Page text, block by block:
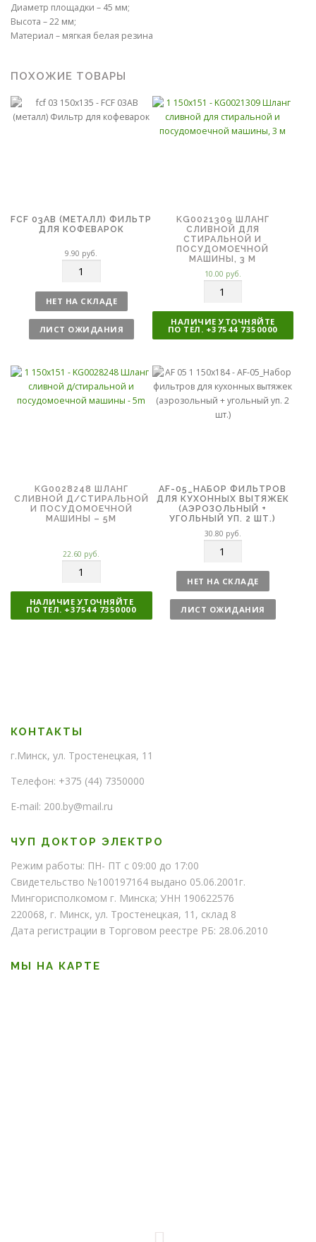
Диаметр площадки – 45 мм;
Высота – 22 мм;
Материал – мягкая белая резина
ПОХОЖИЕ ТОВАРЫ
FCF 03AB (МЕТАЛЛ) ФИЛЬТР
ДЛЯ КОФЕВАРОК
9.90 руб.
л
и
ч
е
в
о
НЕТ НА СКЛАДЕ
ЛИСТ ОЖИДАНИЯ
KG0021309 ШЛАНГ
СЛИВНОЙ ДЛЯ
СТИРАЛЬНОЙ И
ПОСУДОМОЕЧНОЙ
МАШИНЫ, 3 М
10.00 руб.
л
и
ч
с
т
в
НАЛИЧИЕ УТОЧНЯЙТЕ
ПО ТЕЛ. +37544 7350000
KG0028248 ШЛАНГ
СЛИВНОЙ Д/СТИРАЛЬНОЙ
И ПОСУДОМОЕЧНОЙ
МАШИНЫ – 5M
22.60 руб.
л
и
ч
НАЛИЧИЕ УТОЧНЯЙТЕ
ПО ТЕЛ. +37544 7350000
AF-05_НАБОР ФИЛЬТРОВ
ДЛЯ КУХОННЫХ ВЫТЯЖЕК
(АЭРОЗОЛЬНЫЙ +
УГОЛЬНЫЙ УП. 2 ШТ.)
30.80 руб.
л
и
ч
е
НЕТ НА СКЛАДЕ
ЛИСТ ОЖИДАНИЯ
КОНТАКТЫ
г.Минск, ул. Тростенецкая, 11
Телефон: +375 (44) 7350000
E-mail: 200.by@mail.ru
ЧУП ДОКТОР ЭЛЕКТРО
Режим работы: ПН- ПТ с 09:00 до 17:00
Свидетельство №100197164 выдано 05.06.2001г.
Мингорисполкомом г. Минска; УНН 190622576
220068, г. Минск, ул. Тростенецкая, 11, склад 8
Дата регистрации в Торговом реестре РБ: 28.06.2010
МЫ НА КАРТЕ